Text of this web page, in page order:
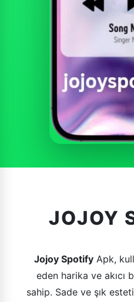
JOJOY
Jojoy Spotify Apk,
eden harika ve akıcı
sahip. Sade ve şık